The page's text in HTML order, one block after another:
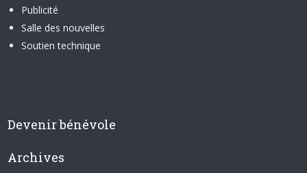
Publicité
Salle des nouvelles
Soutien technique
Devenir bénévole
Archives